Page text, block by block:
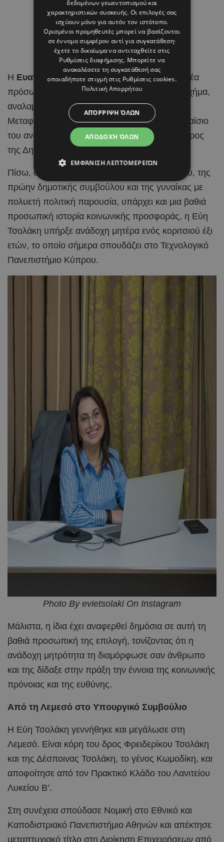
Η Ευανθία – Εύη Τσολάκηείναι ένα από τα νέα
πρόσωπα που εισέρχονται στο κυβερνητικό σχήμα,
αναλαμβάνοντας την ηγεσία του Υπουργείου
Μεταφορών, Επικοινωνιών και Έργων στο πλαίσιο
του ανασχηματισμού που αποφάσισε ο Πρόεδρος
της Δημοκρατίας,Νίκος Χριστοδουλίδης
Πίσω, όμως, από το βιογραφικό της δικηγόρου, της
πρώην δημοτικής συμβούλου και της γυναίκας με
πολυετή πολιτική παρουσία, υπάρχει και μια βαθιά
προσωπική ιστορία κοινωνικής προσφοράς, η Εύη
Τσολάκη υπήρξε ανάδοχη μητέρα ενός κοριτσιού έξι
ετών, το οποίο σήμερα σπουδάζει στο Τεχνολογικό
Πανεπιστήμιο Κύπρου.
Photo By evietsolaki On Instagram
Μάλιστα, η ίδια έχει αναφερθεί δημόσια σε αυτή τη
βαθιά προσωπική της επιλογή, τονίζοντας ότι η
ανάδοχη μητρότητα τη διαμόρφωσε σαν άνθρωπο
και της δίδαξε στην πράξη την έννοια της κοινωνικής
πρόνοιας και της ευθύνης.
Από τη Λεμεσό στο Υπουργικό Συμβούλιο
Η Εύη Τσολάκη γεννήθηκε και μεγάλωσε στη
Λεμεσό. Είναι κόρη του δρος Φρειδερίκου Τσολάκη
και της Δέσποινας Τσολάκη, το γένος Κωμοδίκη, και
αποφοίτησε από τον Πρακτικό Κλάδο του Λανιτείου
Λυκείου Β’.
Στη συνέχεια σπούδασε Νομική στο Εθνικό και
Καποδιστριακό Πανεπιστήμιο Αθηνών και απέκτησε
μεταπτυχιακό τίτλο στη Διοίκηση Επιχειρήσεων από
δεδομένων γεωεντοπισμού και
χαρακτηριστικών συσκευής. Οι επιλογές σας
ισχύουν μόνο για αυτόν τον ιστότοπο.
Ορισμένοι προμηθευτές μπορεί να βασίζονται
σε έννομο συμφέρον αντί για συγκατάθεση·
έχετε το δικαίωμα να αντιταχθείτε στις
Ρυθμίσεις διαφήμισης. Μπορείτε να
ανακαλέσετε τη συγκατάθεσή σας
οποιαδήποτε στιγμή στις Ρυθμίσεις cookies.
Πολιτική Απορρήτου
ΑΠΟΔΟΧΉ ΌΛΩΝ
ΑΠΌΡΡΙΨΗ ΌΛΩΝ
ΕΜΦΆΝΙΣΗ ΛΕΠΤΟΜΕΡΕΙΏΝ